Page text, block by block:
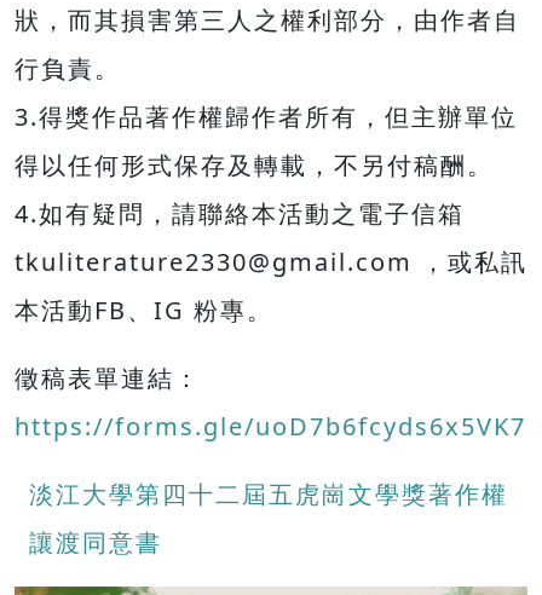
狀，而其損害第三人之權利部分，由作者自
行負責。
3.得獎作品著作權歸作者所有，但主辦單位
得以任何形式保存及轉載，不另付稿酬。
4.如有疑問，請聯絡本活動之電子信箱
tkuliterature2330@gmail.com ，或私訊
本活動FB、IG 粉專。
徵稿表單連結：
https://forms.gle/uoD7b6fcyds6x5VK7
淡江大學第四十二屆五虎崗文學獎著作權
讓渡同意書